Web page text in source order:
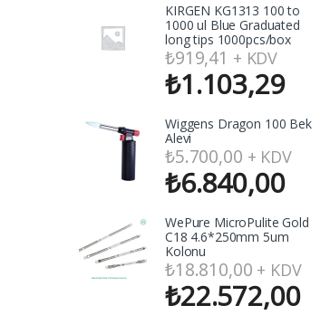
KIRGEN KG1313 100 to
1000 ul Blue Graduated
long tips 1000pcs/box
₺919,41 + KDV
₺1.103,29
Wiggens Dragon 100 Bek
Alevi
₺5.700,00 + KDV
₺6.840,00
WePure MicroPulite Gold
C18 4.6*250mm 5um
Kolonu
₺18.810,00 + KDV
₺22.572,00